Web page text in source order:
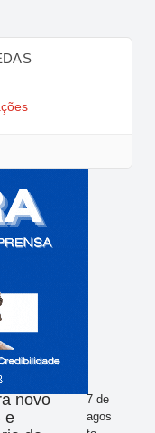
novo
e
7 de
agos